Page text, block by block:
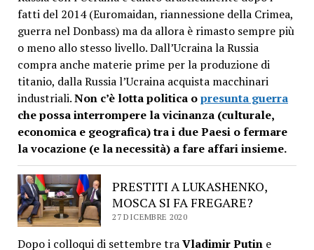
fatti del 2014 (Euromaidan, riannessione della Crimea,
guerra nel Donbass) ma da allora è rimasto sempre più
o meno allo stesso livello. Dall’Ucraina la Russia
compra anche materie prime per la produzione di
titanio, dalla Russia l’Ucraina acquista macchinari
industriali.Non c’è lotta politica opresunta guerra
che possa interrompere la vicinanza (culturale,
economica e geografica) tra i due Paesi o fermare
la vocazione (e la necessità) a fare affari insieme.
PRESTITI A LUKASHENKO,
MOSCA SI FA FREGARE?
27 DICEMBRE 2020
Dopo i colloqui di settembre traVladimir Putine